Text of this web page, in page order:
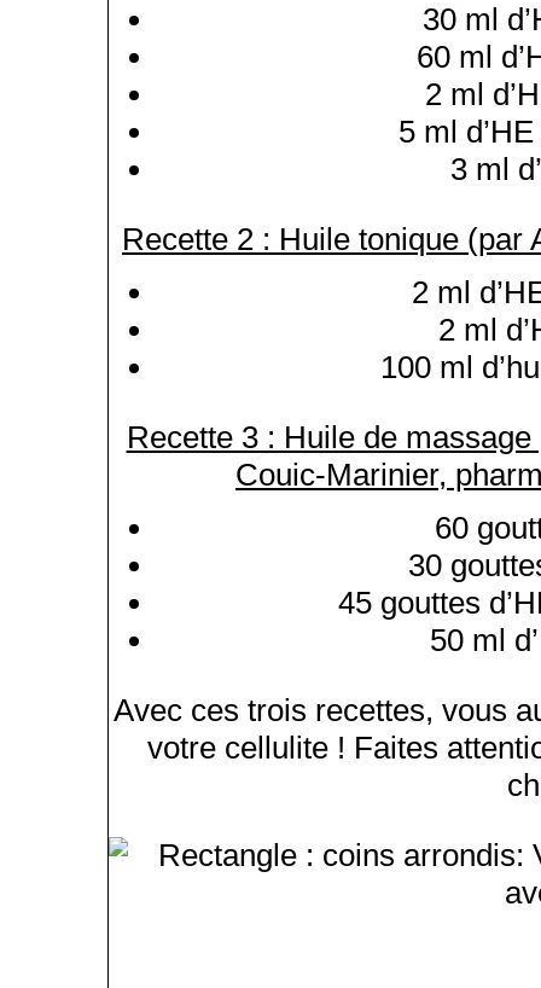
30 ml
60 ml
2 ml
5 ml
3 ml
Recette 2 : Huile tonique (par
2 ml
2 ml
100 ml
Recette 3 : Huile de
Couic-Marinier,
60
30
45 gouttes
50 ml
Avec ces trois recettes, vous
votre cellulite ! Faites